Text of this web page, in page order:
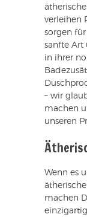
verleihen
sorgen
sanfte Art
in ihrer
– wir
machen
unseren
Wenn es
machen